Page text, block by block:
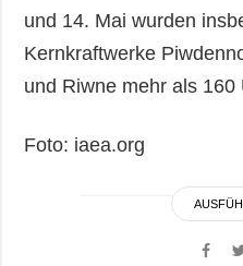
und 14. Mai wurden
Kernkraftwerke
und Riwne mehr als 160
Foto: iaea.org